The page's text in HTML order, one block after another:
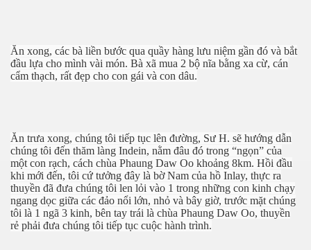
Ăn xong, các bà liền bước qua quầy hàng lưu niệm gần đó và bắt
đầu lựa cho mình vài món. Bà xã mua 2 bộ nĩa bằng xa cừ, cán
cẩm thạch, rất đẹp cho con gái và con dâu.
Ăn trưa xong, chúng tôi tiếp tục lên đường, Sư H. sẽ hướng dẫn
chúng tôi đến thăm làng Indein, nằm đâu đó trong “ngọn” của
một con rạch, cách chùa Phaung Daw Oo khoảng 8km. Hồi đầu
khi mới đến, tôi cứ tưởng đây là bờ Nam của hồ Inlay, thực ra
thuyền đã đưa chúng tôi len lỏi vào 1 trong những con kinh chạy
ngang dọc giữa các đảo nổi lớn, nhỏ và bây giờ, trước mặt chúng
tôi là 1 ngã 3 kinh, bên tay trái là chùa Phaung Daw Oo, thuyền
rẻ phải đưa chúng tôi tiếp tục cuộc hành trình.